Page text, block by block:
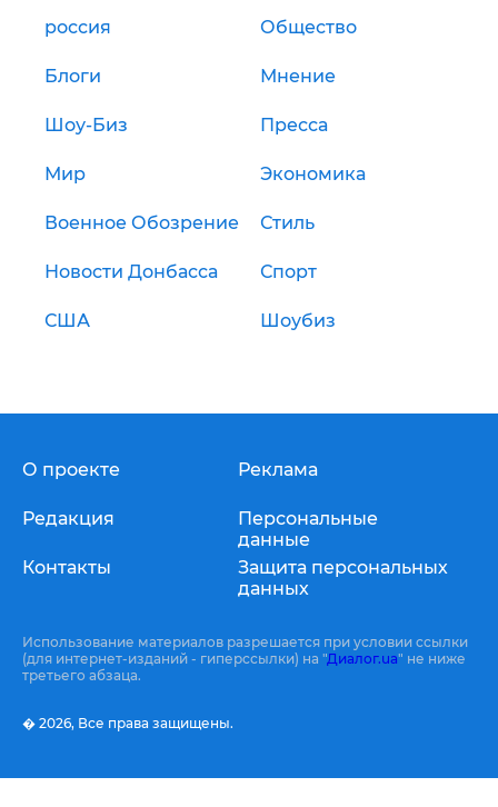
россия Общество
Блоги Мнение
Шоу-Биз Пресса
Мир Экономика
Военное Обозрение Стиль
Новости Донбасса Спорт
США Шоубиз
О проекте
Редакция
Контакты
Реклама
Персональные
данные
Защита персональных
данных
Использование материалов разрешается при условии ссылки
(для интернет-изданий - гиперссылки) на "Диалог.ua" не ниже
третьего абзаца.
� 2026, Все права защищены.